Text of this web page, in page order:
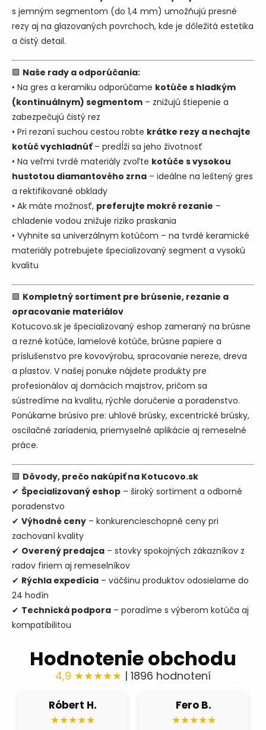
s jemným segmentom (do 1,4 mm) umožňujú presné
rezy aj na glazovaných povrchoch, kde je dôležitá estetika
a čistý detail.
🟩 Naše rady a odporúčania:
• Na gres a keramiku odporúčame kotúče s hladkým
(kontinuálnym) segmentom – znižujú štiepenie a
zabezpečujú čistý rez
• Pri rezaní suchou cestou robte krátke rezy a nechajte
kotúč vychladnúť– predĺži sa jeho životnosť
• Na veľmi tvrdé materiály zvoľte kotúče s vysokou
hustotou diamantového zrna – ideálne na leštený gres
a rektifikované obklady
• Ak máte možnosť, preferujte mokré rezanie –
chladenie vodou znižuje riziko praskania
• Vyhnite sa univerzálnym kotúčom – na tvrdé keramické
materiály potrebujete špecializovaný segment a vysokú
kvalitu
🟩 Kompletný sortiment pre brúsenie, rezanie a
opracovanie materiálov
Kotucovo.sk je špecializovaný eshop zameraný na brúsne
a rezné kotúče, lamelové kotúče, brúsne papiere a
príslušenstvo pre kovovýrobu, spracovanie nereze, dreva
a plastov. V našej ponuke nájdete produkty pre
profesionálov aj domácich majstrov, pričom sa
sústredíme na kvalitu, rýchle doručenie a poradenstvo.
Ponúkame brúsivo pre: uhlové brúsky, excentrické brúsky,
oscilačné zariadenia, priemyselné aplikácie aj remeselné
práce.
🟩 Dôvody, prečo nakúpiť na Kotucovo.sk
✔ Špecializovaný eshop – široký sortiment a odborné
poradenstvo
✔ Výhodné ceny – konkurencieschopné ceny pri
zachovaní kvality
✔ Overený predajca – stovky spokojných zákazníkov z
radov firiem aj remeselníkov
✔ Rýchla expedícia – väčšinu produktov odosielame do
24 hodín
✔ Technická podpora – poradíme s výberom kotúča aj
kompatibilitou
Hodnotenie obchodu
4,9 ★★★★★ | 1896 hodnotení
Róbert H.
★★★★★
Fero B.
★★★★★